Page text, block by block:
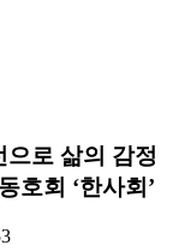
로 삶의 감정
호회 ‘한사회’